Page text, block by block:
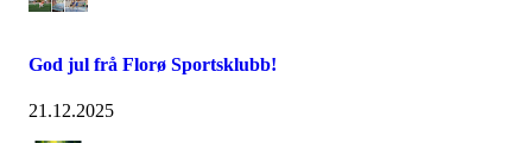
God jul frå Florø Sportsklubb!
21.12.2025